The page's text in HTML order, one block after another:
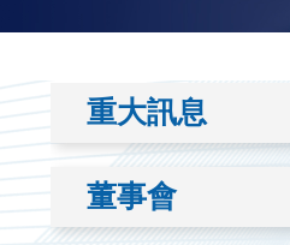
重大訊息
董事會